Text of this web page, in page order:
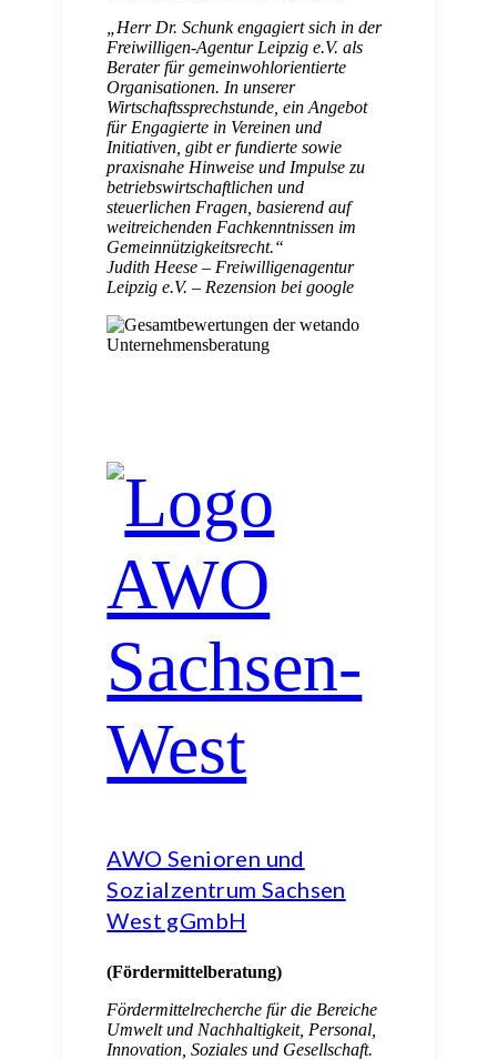
Herr Dr. Schunk engagiert sich in der
Freiwilligen-Agentur Leipzig e.V. als
Berater für gemeinwohlorientierte
Organisationen. In unserer
Wirtschaftssprechstunde, ein Angebot
für Engagierte in Vereinen und
Initiativen, gibt er fundierte sowie
praxisnahe Hinweise und Impulse zu
betriebswirtschaftlichen und
steuerlichen Fragen, basierend auf
weitreichenden Fachkenntnissen im
Gemeinnützigkeitsrecht.“
Judith Heese – Freiwilligenagentur
Leipzig e.V. – Rezension bei google
AWO Senioren und
Sozialzentrum Sachsen
West gGmbH
(Fördermittelberatung)
Fördermittelrecherche für die Bereiche
Umwelt und Nachhaltigkeit, Personal,
Innovation, Soziales und Gesellschaft.